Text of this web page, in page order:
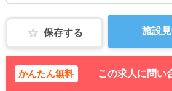
保存する 施設
かんたん無料 この求人に問い